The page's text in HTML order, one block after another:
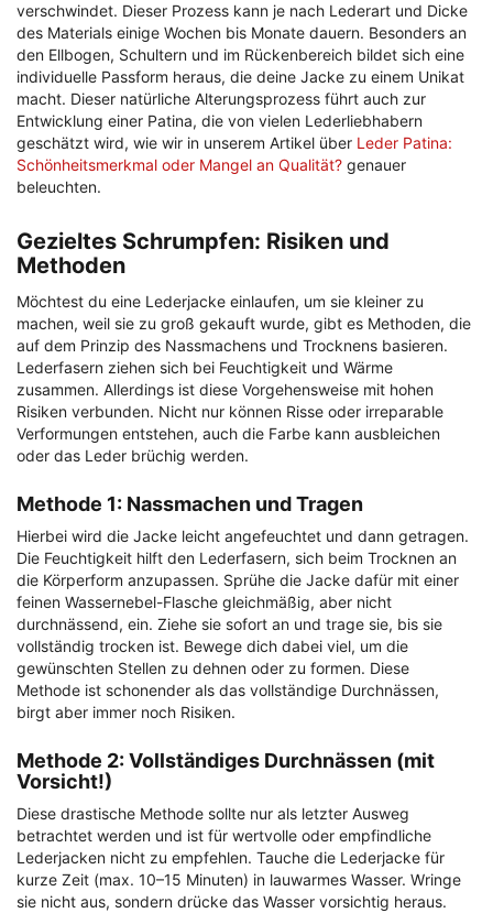
verschwindet. Dieser Prozess kann je nach Lederart und Dicke
des Materials einige Wochen bis Monate dauern. Besonders an
den Ellbogen, Schultern und im Rückenbereich bildet sich eine
individuelle Passform heraus, die deine Jacke zu einem Unikat
macht. Dieser natürliche Alterungsprozess führt auch zur
Entwicklung einer Patina, die von vielen Lederliebhabern
geschätzt wird, wie wir in unserem Artikel über Leder Patina:
Schönheitsmerkmal oder Mangel an Qualität? genauer
beleuchten.
Gezieltes Schrumpfen: Risiken und
Methoden
Möchtest du eine Lederjacke einlaufen, um sie kleiner zu
machen, weil sie zu groß gekauft wurde, gibt es Methoden, die
auf dem Prinzip des Nassmachens und Trocknens basieren.
Lederfasern ziehen sich bei Feuchtigkeit und Wärme
zusammen. Allerdings ist diese Vorgehensweise mit hohen
Risiken verbunden. Nicht nur können Risse oder irreparable
Verformungen entstehen, auch die Farbe kann ausbleichen
oder das Leder brüchig werden.
Methode 1: Nassmachen und Tragen
Hierbei wird die Jacke leicht angefeuchtet und dann getragen.
Die Feuchtigkeit hilft den Lederfasern, sich beim Trocknen an
die Körperform anzupassen. Sprühe die Jacke dafür mit einer
feinen Wassernebel-Flasche gleichmäßig, aber nicht
durchnässend, ein. Ziehe sie sofort an und trage sie, bis sie
vollständig trocken ist. Bewege dich dabei viel, um die
gewünschten Stellen zu dehnen oder zu formen. Diese
Methode ist schonender als das vollständige Durchnässen,
birgt aber immer noch Risiken.
Methode 2: Vollständiges Durchnässen (mit
Vorsicht!)
Diese drastische Methode sollte nur als letzter Ausweg
betrachtet werden und ist für wertvolle oder empfindliche
Lederjacken nicht zu empfehlen. Tauche die Lederjacke für
kurze Zeit (max. 10–15 Minuten) in lauwarmes Wasser. Wringe
sie nicht aus, sondern drücke das Wasser vorsichtig heraus.